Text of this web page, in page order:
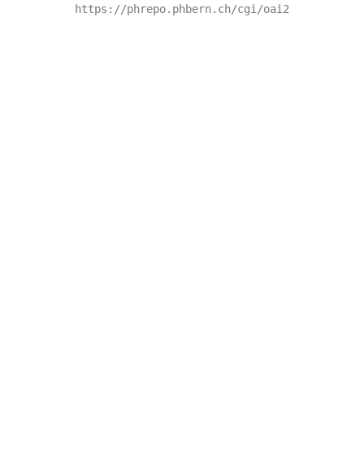
https://phrepo.phbern.ch/cgi/oai2